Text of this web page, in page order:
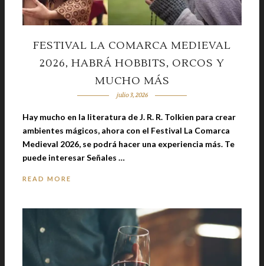
FESTIVAL LA COMARCA MEDIEVAL
2026, HABRÁ HOBBITS, ORCOS Y
MUCHO MÁS
julio 3, 2026
Hay mucho en la literatura de J. R. R. Tolkien para crear
ambientes mágicos, ahora con el Festival La Comarca
Medieval 2026, se podrá hacer una experiencia más. Te
puede interesar Señales …
READ MORE